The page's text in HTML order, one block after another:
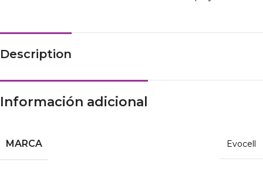
Description
Información adicional
MARCA Evocell